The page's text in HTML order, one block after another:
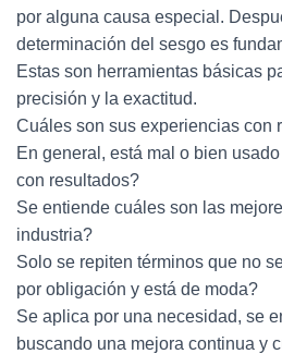
por alguna causa especial.
determinación del sesgo es
Estas son herramientas básicas
precisión y la exactitud.
Cuáles son sus experiencias con
En general, está mal o bien
con resultados?
Se entiende cuáles son las
industria?
Solo se repiten términos que no
por obligación y está de moda?
Se aplica por una necesidad, se
buscando una mejora continua y